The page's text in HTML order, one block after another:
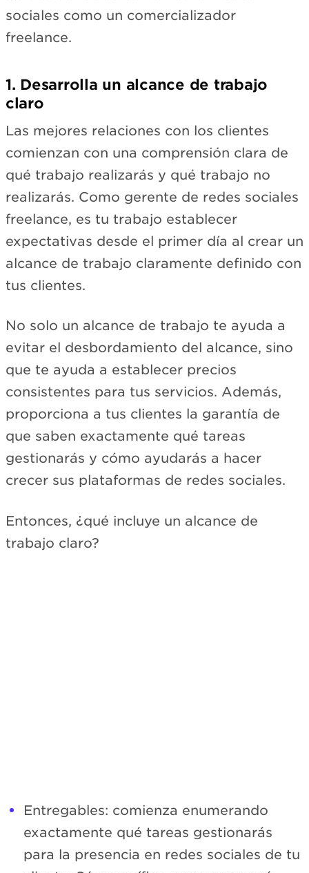
sociales como un comercializador
freelance.
1. Desarrolla un alcance de trabajo
claro
Las mejores relaciones con los clientes
comienzan con una comprensión clara de
qué trabajo realizarás y qué trabajo no
realizarás. Como gerente de redes sociales
freelance, es tu trabajo establecer
expectativas desde el primer día al crear un
alcance de trabajo claramente definido con
tus clientes.
No solo un alcance de trabajo te ayuda a
evitar el desbordamiento del alcance, sino
que te ayuda a establecer precios
consistentes para tus servicios. Además,
proporciona a tus clientes la garantía de
que saben exactamente qué tareas
gestionarás y cómo ayudarás a hacer
crecer sus plataformas de redes sociales.
Entonces, ¿qué incluye un alcance de
trabajo claro?
Entregables: comienza enumerando
exactamente qué tareas gestionarás
para la presencia en redes sociales de tu